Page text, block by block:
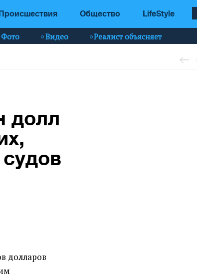
Общество LifeStyle
Фото Видео Реалист объясняет
долл
долларов